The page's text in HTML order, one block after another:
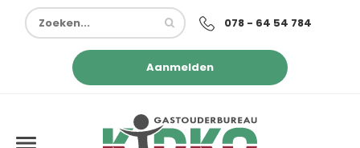
078 - 64 54 784
Aanmelden